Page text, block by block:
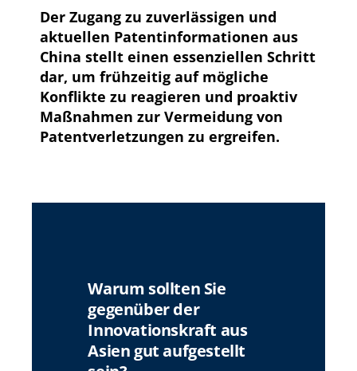
Der Zugang zu zuverlässigen und
aktuellen Patentinformationen aus
China stellt einen essenziellen Schritt
dar, um frühzeitig auf mögliche
Konflikte zu reagieren und proaktiv
Maßnahmen zur Vermeidung von
Patentverletzungen zu ergreifen.
Warum sollten Sie
gegenüber der
Innovationskraft aus
Asien gut aufgestellt